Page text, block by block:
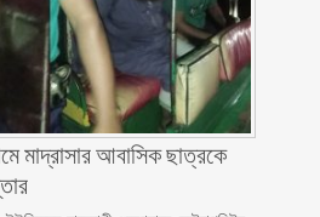
মাদ্রাসার আবাসিক ছাত্রকে